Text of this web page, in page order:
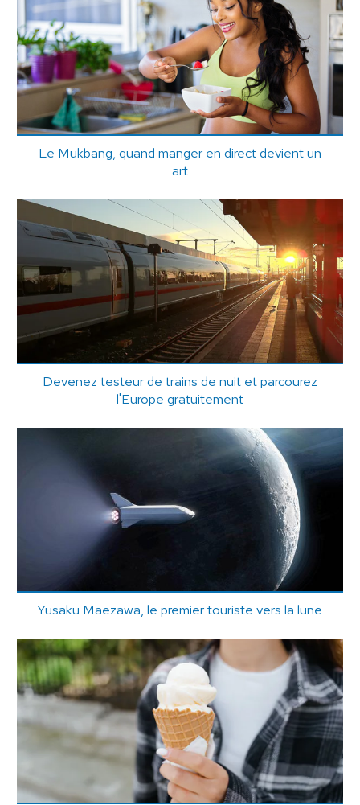
Le Mukbang, quand manger en direct devient un
art
Devenez testeur de trains de nuit et parcourez
l'Europe gratuitement
Yusaku Maezawa, le premier touriste vers la lune